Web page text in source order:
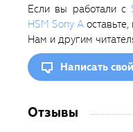
Если вы работали с
HSM Sony A
Нам и другим
Написать
Отзывы